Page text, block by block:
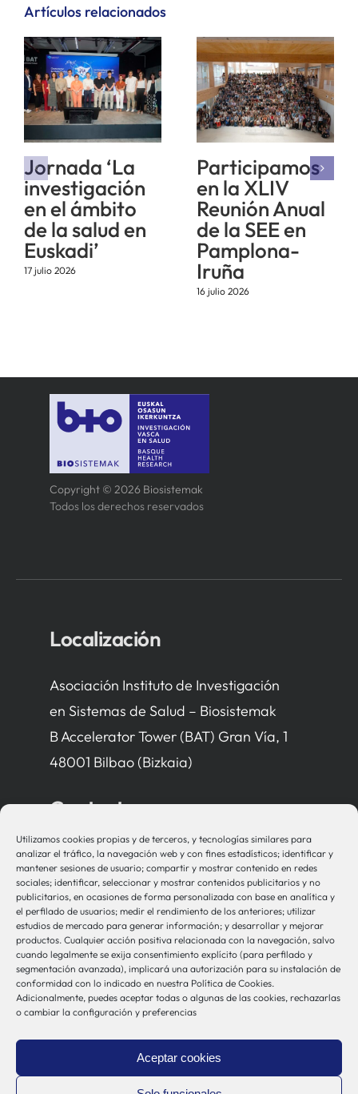
Utilizamos cookies propias y de terceros, y tecnologías similares para
analizar el tráfico, la navegación web y con fines estadísticos; identificar y
mantener sesiones de usuario; compartir y mostrar contenido en redes
sociales; identificar, seleccionar y mostrar contenidos publicitarios y no
publicitarios, en ocasiones de forma personalizada con base en analítica y
el perfilado de usuarios; medir el rendimiento de los anteriores; utilizar
estudios de mercado para generar información; y desarrollar y mejorar
productos. Cualquier acción positiva relacionada con la navegación, salvo
cuando legalmente se exija consentimiento explícito (para perfilado y
segmentación avanzada), implicará una autorización para su instalación de
conformidad con lo indicado en nuestra Política de Cookies.
Adicionalmente, puedes aceptar todas o algunas de las cookies, rechazarlas
o cambiar la configuración y preferencias
Aceptar cookies
Artículos relacionados
Jornada ‘La
investigación
en el ámbito
de la salud en
Euskadi’
17 julio 2026
Participamos
en la XLIV
Reunión Anual
de la SEE en
Pamplona-
Iruña
16 julio 2026
Copyright © 2026 Biosistemak
Todos los derechos reservados
Localización
Asociación Instituto de Investigación
en Sistemas de Salud – Biosistemak
B Accelerator Tower (BAT) Gran Vía, 1
48001 Bilbao (Bizkaia)
Contacto
bio-sistemak@bio-sistemak.eus
944 00 77 90
Otros Enlaces
Osakidetza